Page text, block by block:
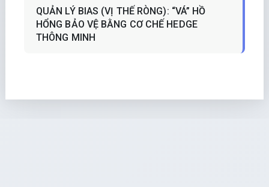
QUẢN LÝ BIAS (VỊ THẾ RÒNG): “VÁ” HỒ
HỔNG BẢO VỆ BẰNG CƠ CHẾ HEDGE
THÔNG MINH